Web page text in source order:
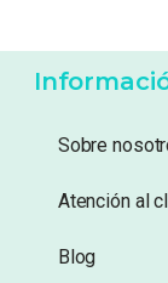
79,99€
deseos